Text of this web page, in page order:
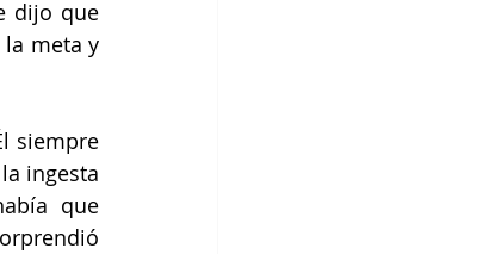
dijo que
meta y
siempre
ingesta
que